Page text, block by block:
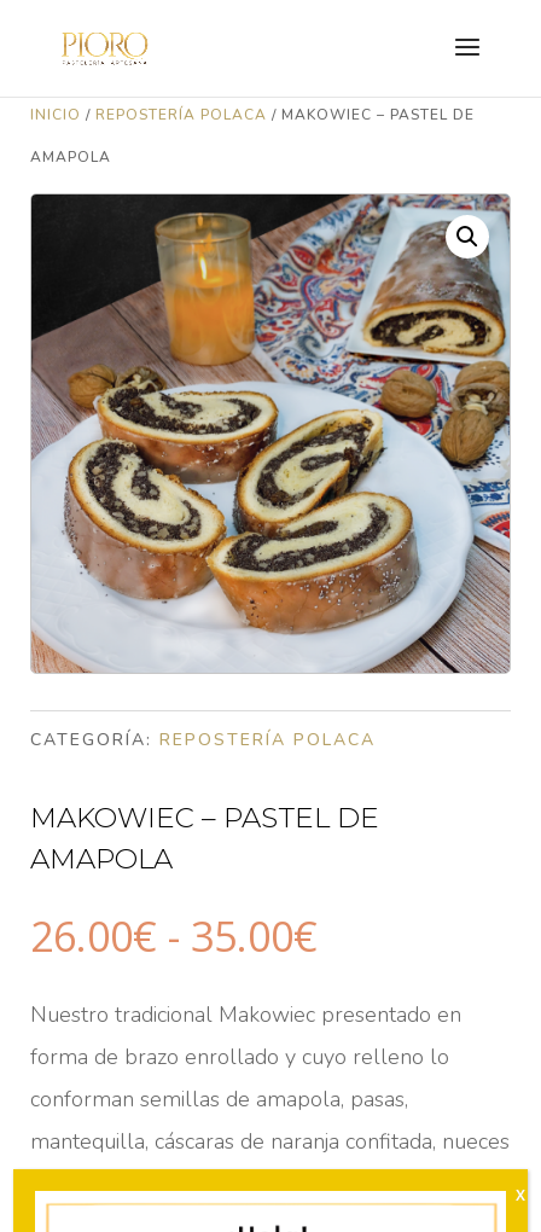
INICIO / REPOSTERÍA POLACA / MAKOWIEC – PASTEL DE
AMAPOLA
CATEGORÍA: REPOSTERÍA POLACA
MAKOWIEC – PASTEL DE
AMAPOLA
26.00€ - 35.00€
precios:
desde
26.00€
hasta
35.00€
Nuestro tradicional Makowiec presentado en
forma de brazo enrollado y cuyo relleno lo
conforman semillas de amapola, pasas,
mantequilla, cáscaras de naranja confitada, nueces
y almendras.